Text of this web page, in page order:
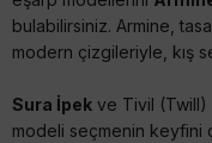
bulabilirsiniz. Armine,
modern çizgileriyle, kış
Sura İpek ve Tivil (Twill)
modeli seçmenin keyfini